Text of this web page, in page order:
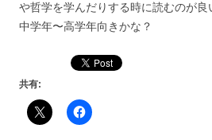
や哲学を学んだりする時に読むのが良
中学年〜高学年向きかな？
共有: